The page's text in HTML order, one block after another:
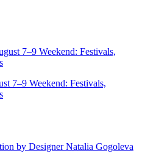
7–9 Weekend: Festivals,